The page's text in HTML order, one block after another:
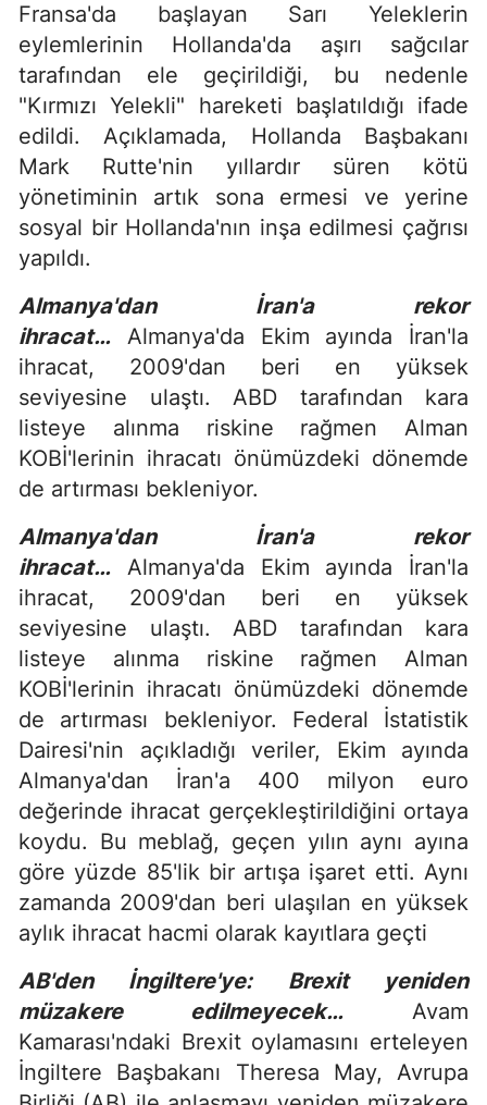
Fransa'da başlayan Sarı Yeleklerin
eylemlerinin Hollanda'da aşırı sağcılar
tarafından ele geçirildiği, bu nedenle
"Kırmızı Yelekli" hareketi başlatıldığı ifade
edildi. Açıklamada, Hollanda Başbakanı
Mark Rutte'nin yıllardır süren kötü
yönetiminin artık sona ermesi ve yerine
sosyal bir Hollanda'nın inşa edilmesi çağrısı
yapıldı.
Almanya'dan İran'a rekor
ihracat…
Almanya'da Ekim ayında İran'la
ihracat, 2009'dan beri en yüksek
seviyesine ulaştı. ABD tarafından kara
listeye alınma riskine rağmen Alman
KOBİ'lerinin ihracatı önümüzdeki dönemde
de artırması bekleniyor.
Almanya'dan İran'a rekor
ihracat…
Almanya'da Ekim ayında İran'la
ihracat, 2009'dan beri en yüksek
seviyesine ulaştı. ABD tarafından kara
listeye alınma riskine rağmen Alman
KOBİ'lerinin ihracatı önümüzdeki dönemde
de artırması bekleniyor. Federal İstatistik
Dairesi'nin açıkladığı veriler, Ekim ayında
Almanya'dan İran'a 400 milyon euro
değerinde ihracat gerçekleştirildiğini ortaya
koydu. Bu meblağ, geçen yılın aynı ayına
göre yüzde 85'lik bir artışa işaret etti. Aynı
zamanda 2009'dan beri ulaşılan en yüksek
aylık ihracat hacmi olarak kayıtlara geçti
AB'den İngiltere'ye: Brexit yeniden
müzakere edilmeyecek…
Avam
Kamarası'ndaki Brexit oylamasını erteleyen
İngiltere Başbakanı Theresa May, Avrupa